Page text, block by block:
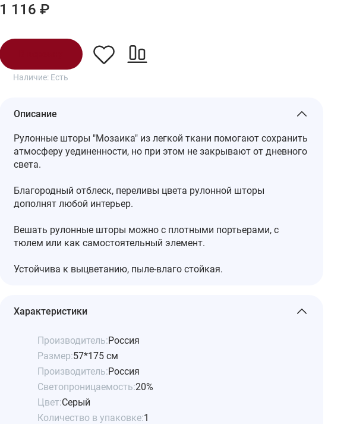
1 116 ₽
Наличие: Есть
Описание
Рулонные шторы "Мозаика" из легкой ткани помогают сохранить
атмосферу уединенности, но при этом не закрывают от дневного
света.
Благородный отблеск, переливы цвета рулонной шторы
дополнят любой интерьер.
Вешать рулонные шторы можно с плотными портьерами, с
тюлем или как самостоятельный элемент.
Устойчива к выцветанию, пыле-влаго стойкая.
Характеристики
Производитель:Россия
Размер:57*175 см
Производитель:Россия
Светопроницаемость:20%
Цвет:Серый
Количество в упаковке:1